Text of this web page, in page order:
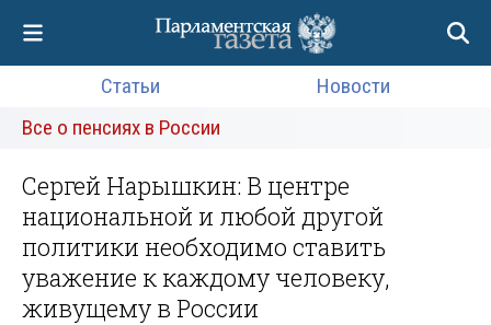
Статьи
Новости
Все о пенсиях в России
Сергей Нарышкин: В центре
национальной и любой другой
политики необходимо ставить
уважение к каждому человеку,
живущему в России